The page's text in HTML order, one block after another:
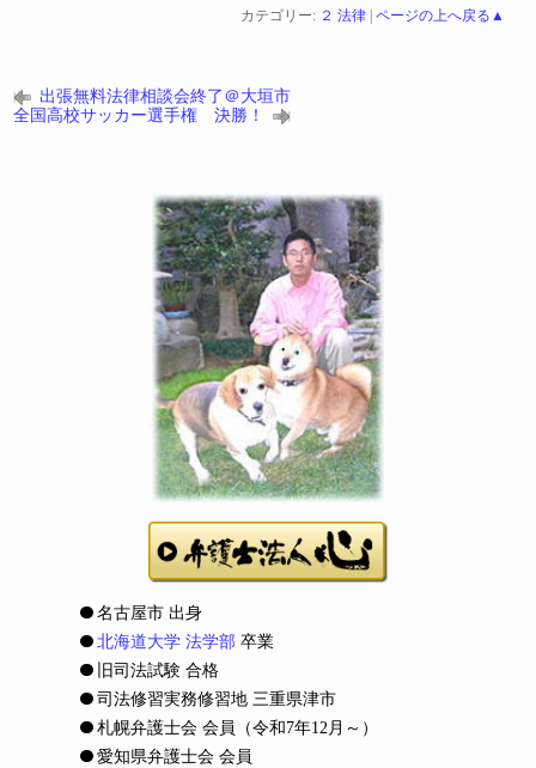
カテゴリー: ２ 法律| ページの上へ戻る▲
出張無料法律相談会終了＠大垣市
全国高校サッカー選手権 決勝！
名古屋市 出身
北海道大学 法学部 卒業
旧司法試験 合格
司法修習実務修習地 三重県津市
札幌弁護士会 会員
（令和7年12月～）
愛知県弁護士会 会員